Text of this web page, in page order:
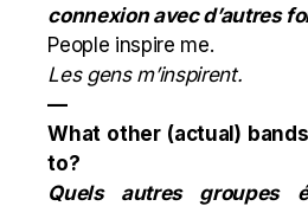
connexion avec d’autres
People inspire me.
Les gens m’inspirent.
—
What other (actual)
to?
Quels autres groupes